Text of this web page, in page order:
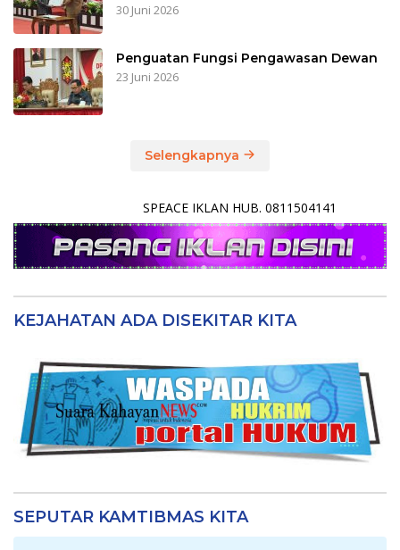
30 Juni 2026
Penguatan Fungsi Pengawasan Dewan
23 Juni 2026
Selengkapnya
SPEACE IKLAN HUB. 0811504141
KEJAHATAN ADA DISEKITAR KITA
SEPUTAR KAMTIBMAS KITA